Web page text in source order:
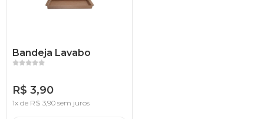
Bandeja Lavabo
R$ 3,90
1x de R$ 3,90 sem juros